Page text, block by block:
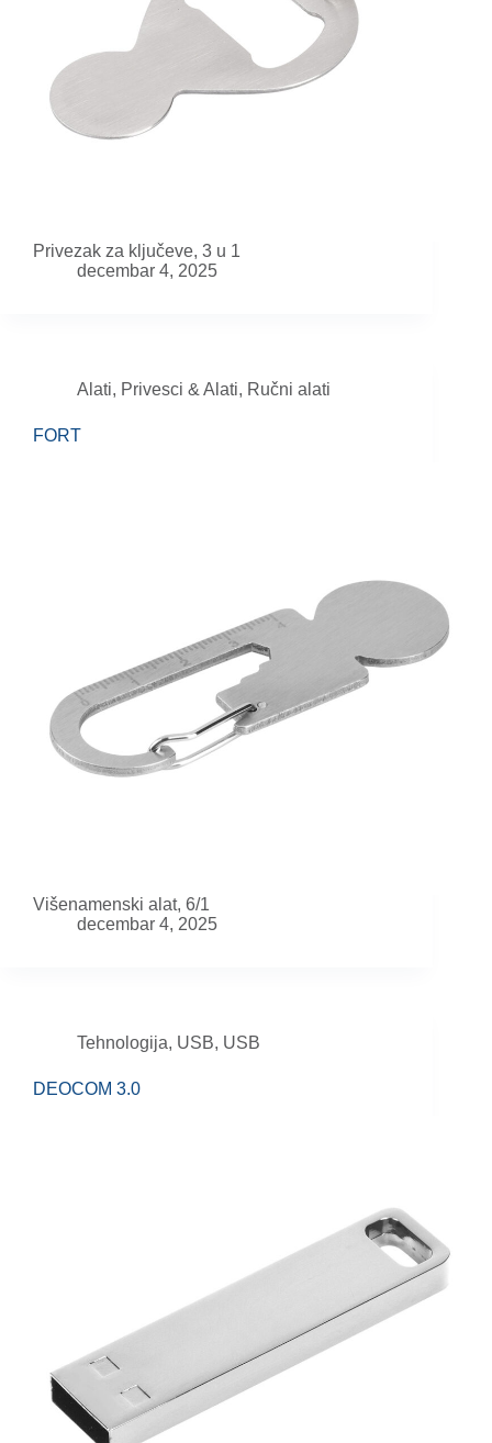
Privezak za ključeve, 3 u 1
decembar 4, 2025
Alati, Privesci & Alati, Ručni alati
FORT
Višenamenski alat, 6/1
decembar 4, 2025
Tehnologija, USB, USB
DEOCOM 3.0